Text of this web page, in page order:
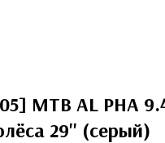
MTB AL PHA
29'' (серый)